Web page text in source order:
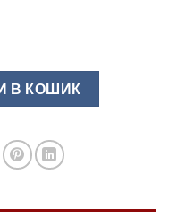
д25 мм R10 кількість
В КОШИК